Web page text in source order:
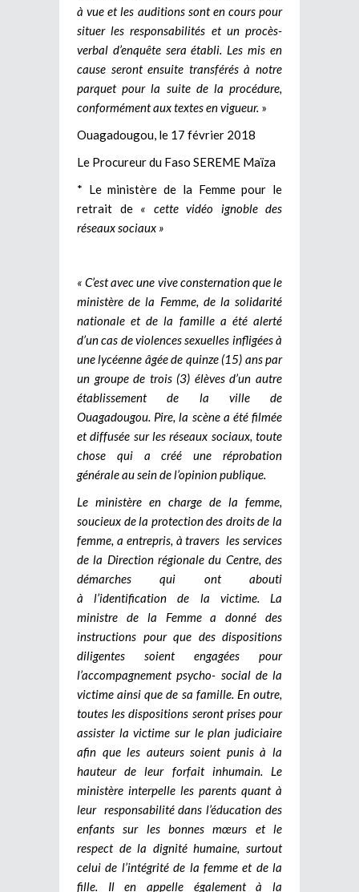
à vue et les auditions sont en cours pour
situer les responsabilités et un procès-
verbal d’enquête sera établi. Les mis en
cause seront ensuite transférés à notre
parquet pour la suite de la procédure,
conformément aux textes en vigueur. »
Ouagadougou, le 17 février 2018
Le Procureur du Faso SEREME Maïza
* Le ministère de la Femme pour le
retrait de « cette vidéo ignoble des
réseaux sociaux »
« C’est avec une vive consternation que le
ministère de la Femme, de la solidarité
nationale et de la famille a été alerté
d’un cas de violences sexuelles infligées à
une lycéenne âgée de quinze (15) ans par
un groupe de trois (3) élèves d’un autre
établissement de la ville de
Ouagadougou. Pire, la scène a été filmée
et diffusée sur les réseaux sociaux, toute
chose qui a créé une réprobation
générale au sein de l’opinion publique.
Le ministère en charge de la femme,
soucieux de la protection des droits de la
femme, a entrepris, à travers les services
de la Direction régionale du Centre, des
démarches qui ont abouti
à l’identification de la victime. La
ministre de la Femme a donné des
instructions pour que des dispositions
diligentes soient engagées pour
l’accompagnement psycho- social de la
victime ainsi que de sa famille. En outre,
toutes les dispositions seront prises pour
assister la victime sur le plan judiciaire
afin que les auteurs soient punis à la
hauteur de leur forfait inhumain. Le
ministère interpelle les parents quant à
leur responsabilité dans l’éducation des
enfants sur les bonnes mœurs et le
respect de la dignité humaine, surtout
celui de l’intégrité de la femme et de la
fille. Il en appelle également à la